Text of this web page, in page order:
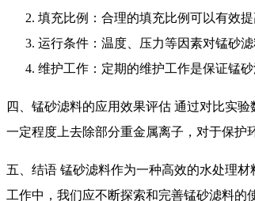
填充比例：合理的填充比例可以有效
运行条件：温度、压力等因素对锰砂
维护工作：定期的维护工作是保证锰
四、锰砂滤料的应用效果评估 通过对比实
一定程度上去除部分重金属离子，对于保护
五、结语 锰砂滤料作为一种高效的水处理
工作中，我们应不断探索和完善锰砂滤料的